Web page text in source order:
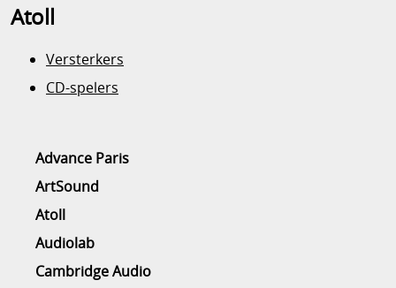
Advance Paris
ArtSound
Atoll
Audiolab
Cambridge Audio
Atoll
Versterkers
CD-spelers